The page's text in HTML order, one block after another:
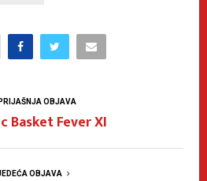
PRIJAŠNJA OBJAVA
Basket Fever XI
OBJAVA